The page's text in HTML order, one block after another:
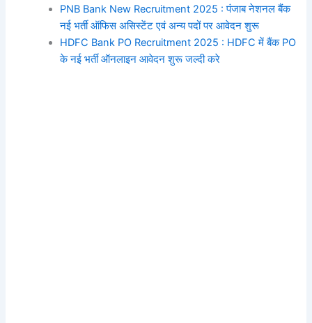
PNB Bank New Recruitment 2025 : पंजाब नेशनल बैंक
नई भर्ती ऑफिस असिस्टेंट एवं अन्य पदों पर आवेदन शुरू
HDFC Bank PO Recruitment 2025 : HDFC में बैंक PO
के नई भर्ती ऑनलाइन आवेदन शुरू जल्दी करे